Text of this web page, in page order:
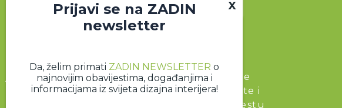
Zajednica dizajnera interijera (ZADIN)
jedinstveno je profesionalno udruženje koje
okuplja dizajnere interijera, stiliste, arhitekte i
ostale zaljubljenike u dizajn na jednom mjestu
Prijavi se na ZADIN
newsletter
Da, želim primati ZADIN NEWSLETTER o
najnovijim obavijestima, događanjima i
informacijama iz svijeta dizajna interijera!